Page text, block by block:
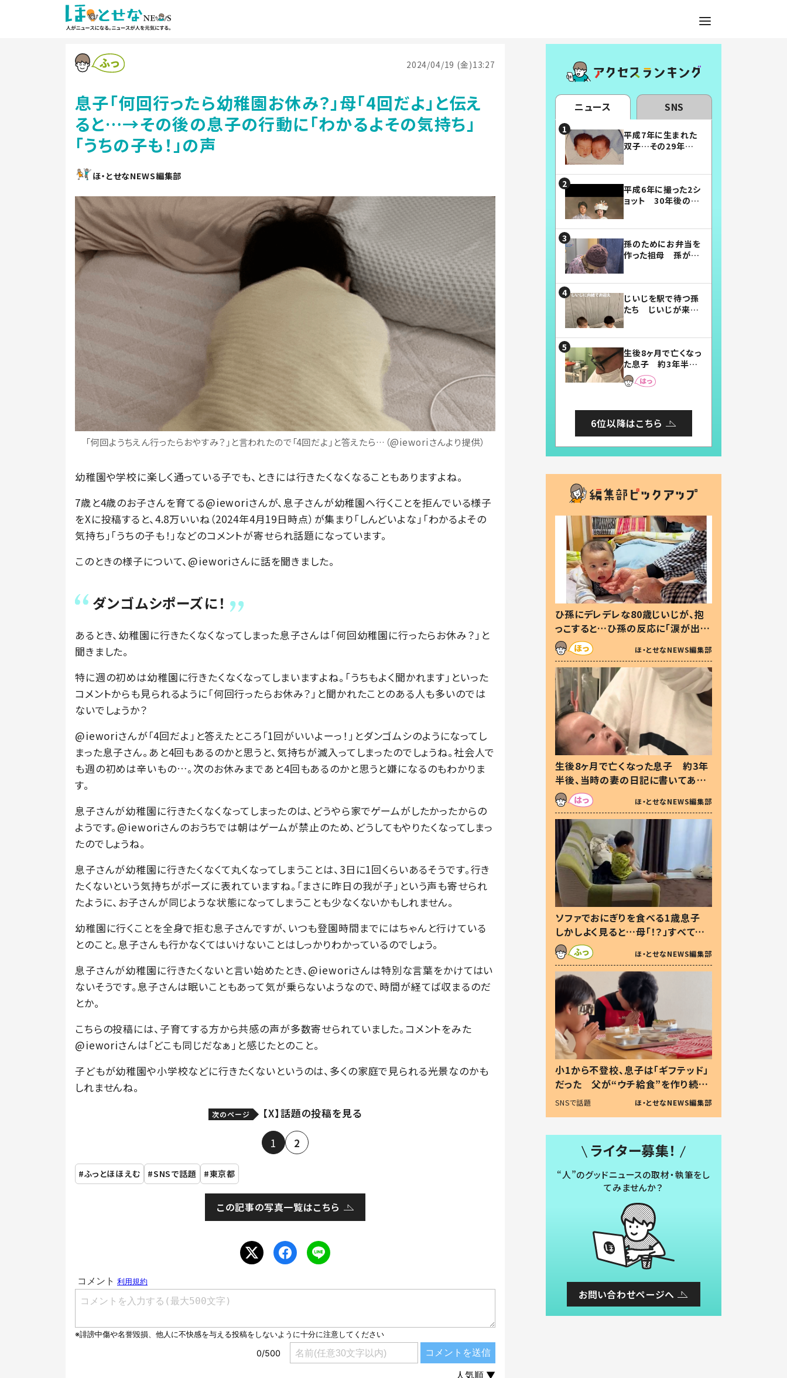
2024/04/19 (金)13:27
息子「何回行ったら幼稚園お休み？」母「4回だよ」と伝え
ると…→その後の息子の行動に「わかるよその気持ち」
「うちの子も！」の声
ほ・とせなNEWS編集部
「何回ようちえん行ったらおやすみ？」と言われたので「4回だよ」と答えたら…（@ieworiさんより提供）
幼稚園や学校に楽しく通っている子でも、ときには行きたくなくなることもありますよね。
7歳と4歳のお子さんを育てる@ieworiさんが、息子さんが幼稚園へ行くことを拒んでいる様子
をXに投稿すると、4.8万いいね（2024年4月19日時点）が集まり「しんどいよな」「わかるよその
気持ち」「うちの子も！」などのコメントが寄せられ話題になっています。
このときの様子について、@ieworiさんに話を聞きました。
ダンゴムシポーズに！
あるとき、幼稚園に行きたくなくなってしまった息子さんは「何回幼稚園に行ったらお休み？」と
聞きました。
特に週の初めは幼稚園に行きたくなくなってしまいますよね。「うちもよく聞かれます」といった
コメントからも見られるように「何回行ったらお休み？」と聞かれたことのある人も多いのでは
ないでしょうか？
@ieworiさんが「4回だよ」と答えたところ「1回がいいよーっ！」とダンゴムシのようになってし
まった息子さん。あと4回もあるのかと思うと、気持ちが滅入ってしまったのでしょうね。社会人で
も週の初めは辛いもの…。次のお休みまであと4回もあるのかと思うと嫌になるのもわかりま
す。
息子さんが幼稚園に行きたくなくなってしまったのは、どうやら家でゲームがしたかったからの
ようです。@ieworiさんのおうちでは朝はゲームが禁止のため、どうしてもやりたくなってしまっ
たのでしょうね。
息子さんが幼稚園に行きたくなくて丸くなってしまうことは、3日に1回くらいあるそうです。行き
たくないという気持ちがポーズに表れていますね。「まさに昨日の我が子」という声も寄せられ
たように、お子さんが同じような状態になってしまうことも少なくないかもしれません。
幼稚園に行くことを全身で拒む息子さんですが、いつも登園時間までにはちゃんと行けている
とのこと。息子さんも行かなくてはいけないことはしっかりわかっているのでしょう。
息子さんが幼稚園に行きたくないと言い始めたとき、@ieworiさんは特別な言葉をかけてはい
ないそうです。息子さんは眠いこともあって気が乗らないようなので、時間が経てば収まるのだ
とか。
こちらの投稿には、子育てする方から共感の声が多数寄せられていました。コメントをみた
@ieworiさんは「どこも同じだなぁ」と感じたとのこと。
子どもが幼稚園や小学校などに行きたくないというのは、多くの家庭で見られる光景なのかも
しれませんね。
次のページ 【X】話題の投稿を見る
1 2
ふっとほほえむ SNSで話題 東京都
この記事の写真一覧はこちら
ニュース SNS
平成7年に生まれた
双子…その29年後
平成6年に撮った2シ
ョット 30年後の姿
孫のためにお弁当を
作った祖母 孫が絶
じいじを駅で待つ孫
たち じいじが来た
まらない」「幸せにな
れる」
生後8ヶ月で亡くなっ
た息子 約3年半
後、当時の妻の日記
に書いてあった本音
6位以降はこちら
ひ孫にデレデレな80歳じいじが、抱
っこすると…ひ孫の反応に「涙が出ま
した」「可愛くて仕方ない」
ほ・とせなNEWS編集部
生後8ヶ月で亡くなった息子 約3年
半後、当時の妻の日記に書いてあっ
た本音とは
ほ・とせなNEWS編集部
ソファでおにぎりを食べる1歳息子
しかしよく見ると…母「！？」すべてを
察した母の投稿に「可愛いから許
す！」「現行犯〜」
ほ・とせなNEWS編集部
小1から不登校、息子は「ギフテッド」
だった 父が“ウチ給食”を作り続け
る理由とは #令和の親 #令和の子
SNSで話題 ほ・とせなNEWS編集部
ライター募集！
“人”のグッドニュースの取材・執筆をし
てみませんか？
お問い合わせページへ